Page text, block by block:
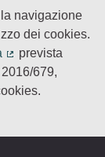
navigazione
dei cookies.
(Collegamento
prevista
679,